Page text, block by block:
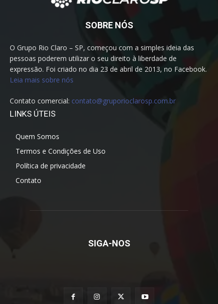
SOBRE NÓS
O Grupo Rio Claro – SP, começou com a simples ideia das
pessoas poderem utilizar o seu direito à liberdade de
expressão. Foi criado no dia 23 de abril de 2013, no Facebook.
Leia mais sobre nós
Contato comercial: contato@gruporioclarosp.com.br
LINKS ÚTEIS
Quem Somos
Termos e Condições de Uso
Política de privacidade
Contato
SIGA-NOS